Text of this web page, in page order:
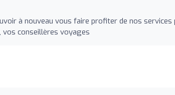
à nouveau vous faire profiter de nos services
vos conseillères voyages